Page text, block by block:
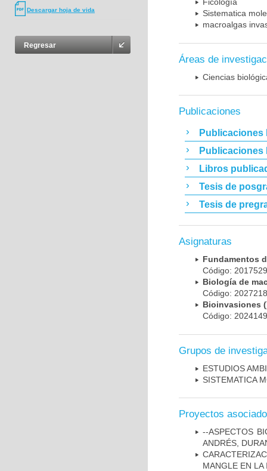
Descargar hoja de vida
Regresar
Ficología
Sistematica
macroalgas
Áreas de
Ciencias
Publicaciones
Publicaciones
Publicaciones
Libros
Tesis de
Tesis de
Asignaturas
Fundamentos
Código:
Biología de
Código:
Bioinvasiones
Código:
Grupos de
ESTUDIOS
SISTEMATICA
Proyectos
--ASPECTOS
ANDRÉS,
MANGLE EN LA